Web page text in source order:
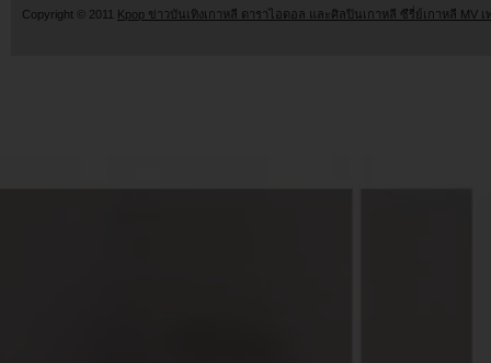
Copyright © 2011 Kpop ข่าวบันเทิงเกาหลี ดาราไอดอล และศิลปินเกาหลี ซีรี่ย์เกาหลี MV